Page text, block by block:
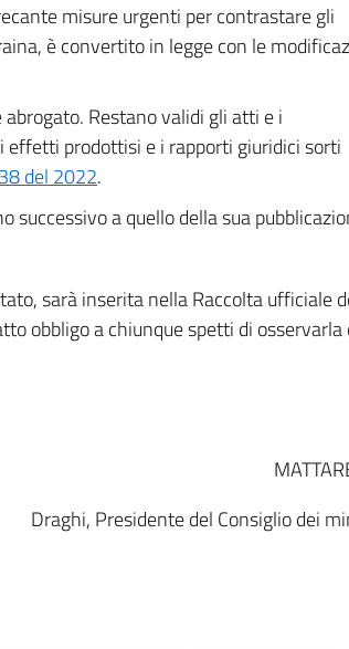
misure urgenti per contrastare gli
è convertito in legge con le
abrogato. Restano validi gli atti e i
prodottisi e i rapporti giuridici sorti
del 2022.
successivo a quello della sua
sarà inserita nella Raccolta ufficiale
obbligo a chiunque spetti di osservarla
Draghi, Presidente del Consiglio dei